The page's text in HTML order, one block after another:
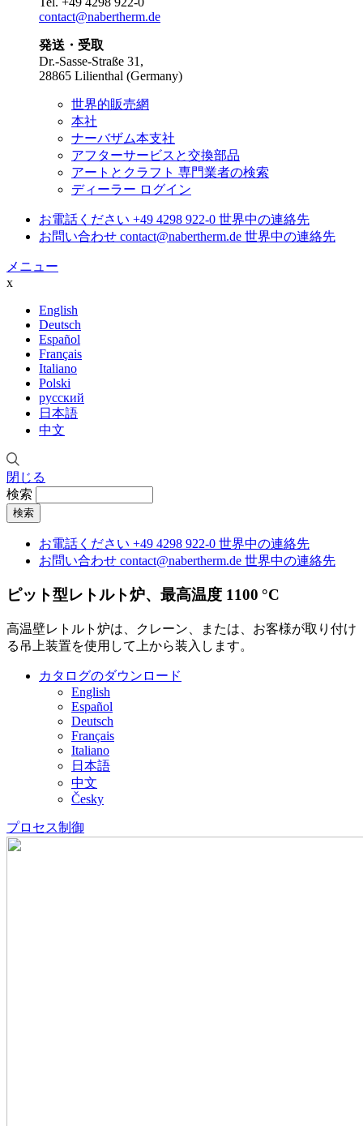
contact@nabertherm.de
発送・受取
Dr.-Sasse-Straße 31,
28865 Lilienthal (Germany)
世界的販売網
本社
ナーバザム本支社
アフターサービスと交換部品
アートとクラフト 専門業者の検索
ディーラー ログイン
お電話ください +49 4298 922-0 世界中の連絡先
お問い合わせ contact@nabertherm.de 世界中の連絡先
メニュー
x
English
Deutsch
Español
Français
Italiano
Polski
русский
日本語
中文
閉じる
検索
お電話ください +49 4298 922-0 世界中の連絡先
お問い合わせ contact@nabertherm.de 世界中の連絡先
ピット型レトルト炉、最高温度 1100 °C
高温壁レトルト炉は、クレーン、または、お客様が取り付け
る吊上装置を使用して上から装入します。
カタログのダウンロード
English
Español
Deutsch
Français
Italiano
日本語
中文
Česky
プロセス制御